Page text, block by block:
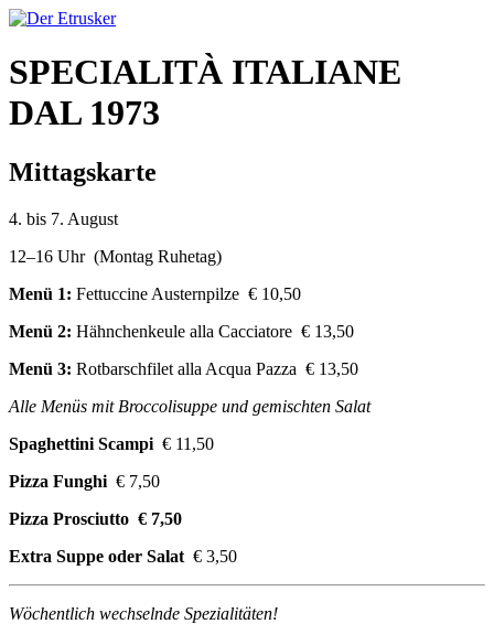
SPECIALITÀ ITALIANE
DAL 1973
Mittagskarte
4. bis 7. August
12–16 Uhr (Montag Ruhetag)
Menü 1: Fettuccine Austernpilze € 10,50
Menü 2: Hähnchenkeule alla Cacciatore € 13,50
Menü 3: Rotbarschfilet alla Acqua Pazza € 13,50
Alle Menüs mit Broccolisuppe und gemischten Salat
Spaghettini Scampi € 11,50
Pizza Funghi € 7,50
Pizza Prosciutto € 7,50
Extra Suppe oder Salat € 3,50
Wöchentlich wechselnde Spezialitäten!